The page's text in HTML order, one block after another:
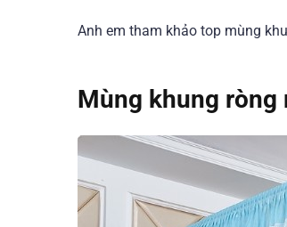
Anh em tham khảo top mùng
Mùng khung ròng